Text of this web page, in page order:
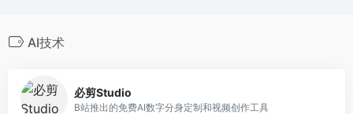
AI技术
必剪Studio
B站推出的免费AI数字分身定制和视频创作工具